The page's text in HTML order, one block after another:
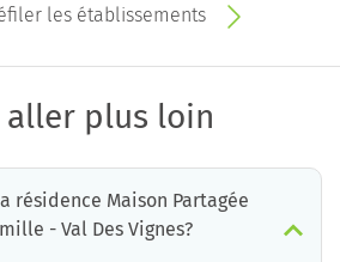
les établissements
aller plus loin
résidence Maison Partagée
- Val Des Vignes?